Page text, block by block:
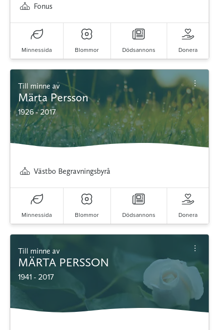
Fonus
Minnessida Blommor Dödsannons Donera
Till minne av
Märta Persson
1926 - 2017
Västbo Begravningsbyrå
Minnessida Blommor Dödsannons Donera
Till minne av
MÄRTA PERSSON
1941 - 2017